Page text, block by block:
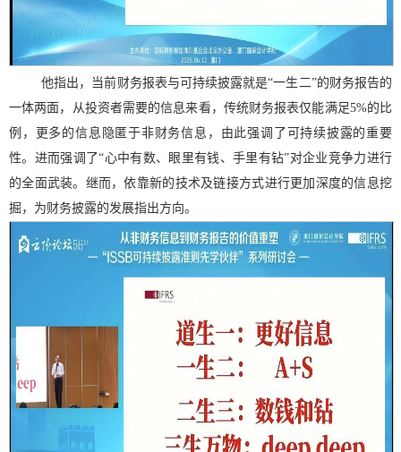
他指出，当前财务报表与可持续披露就是“一生二”的财务报告的
一体两面，从投资者需要的信息来看，传统财务报表仅能满足5%的比
例，更多的信息隐匿于非财务信息，由此强调了可持续披露的重要
性。进而强调了“心中有数、眼里有钱、手里有钻”对企业竞争力进行
的全面武装。继而，依靠新的技术及链接方式进行更加深度的信息挖
掘，为财务披露的发展指出方向。